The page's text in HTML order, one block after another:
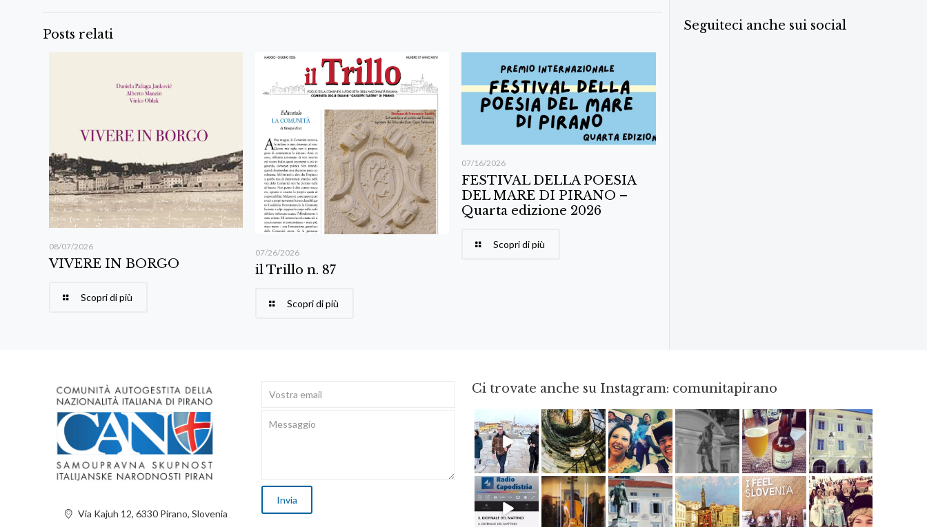
Posts relati
08/07/2026
VIVERE IN BORGO
Scopri di più
07/26/2026
il Trillo n. 87
Scopri di più
07/16/2026
FESTIVAL DELLA POESIA
DEL MARE DI PIRANO –
Quarta edizione 2026
Scopri di più
Seguiteci anche sui social
Via Kajuh 12, 6330 Pirano, Slovenia
Ci trovate anche su Instagram: comunitapirano
Feb 16 Ago 3 Mag 23 Apr 18 Giu 3 Apr 3